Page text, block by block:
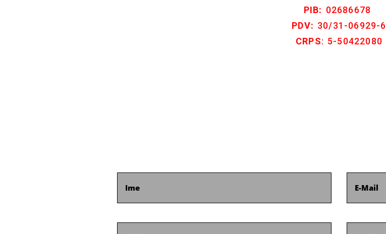
PIB: 02686678
PDV: 30/31-06929-6
CRPS: 5-50422080